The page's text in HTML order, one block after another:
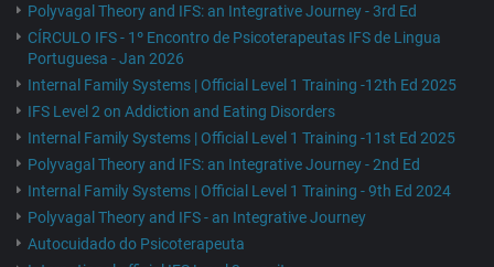
Polyvagal Theory and IFS: an Integrative Journey - 3rd Ed
CÍRCULO IFS - 1º Encontro de Psicoterapeutas IFS de Lingua
Portuguesa - Jan 2026
Internal Family Systems | Official Level 1 Training -12th Ed 2025
IFS Level 2 on Addiction and Eating Disorders
Internal Family Systems | Official Level 1 Training -11st Ed 2025
Polyvagal Theory and IFS: an Integrative Journey - 2nd Ed
Internal Family Systems | Official Level 1 Training - 9th Ed 2024
Polyvagal Theory and IFS - an Integrative Journey
Autocuidado do Psicoterapeuta